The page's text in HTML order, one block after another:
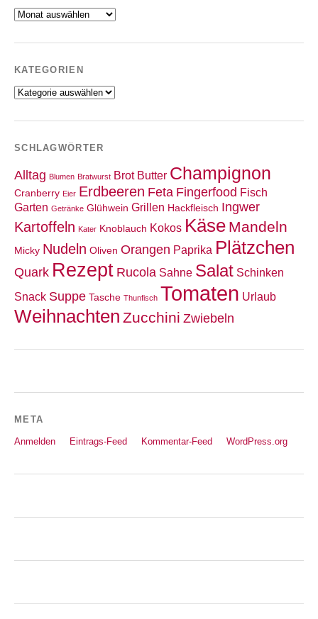
Archiv
KATEGORIEN
Kategorien
SCHLAGWÖRTER
Alltag Blumen Bratwurst Brot Butter Champignon
Cranberry Eier Erdbeeren Feta Fingerfood Fisch
Garten Getränke Glühwein Grillen Hackfleisch Ingwer
Kartoffeln Kater Knoblauch Kokos Käse Mandeln
Micky Nudeln Oliven Orangen Paprika Plätzchen
Quark Rezept Rucola Sahne Salat Schinken
Snack Suppe Tasche Thunfisch Tomaten Urlaub
Weihnachten Zucchini Zwiebeln
META
Anmelden Eintrags-Feed Kommentar-Feed WordPress.org